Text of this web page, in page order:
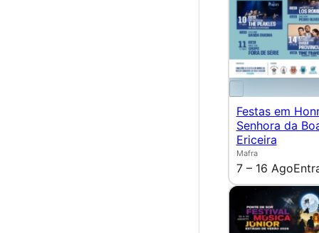
Festas em
Senhora da
Ericeira
Mafra
7 – 16 Ago